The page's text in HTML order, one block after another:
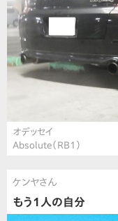
オデッセイ
Absolute（RB1）
ケンヤさん
もう1人の自分